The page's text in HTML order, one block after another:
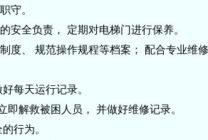
守。
全负责， 定期对电梯门进行保养。
度、 规范操作规程等档案； 配合专业维修
每天运行记录。
解救被困人员， 并做好维修记录。
行为。